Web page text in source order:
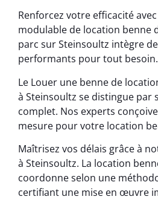
Renforcez votre efficacité
modulable de location benne
parc sur Steinsoultz intègre
performants pour tout besoin.
Le Louer une benne de
à Steinsoultz se distingue par
complet. Nos experts
mesure pour votre location
Maîtrisez vos délais grâce à
à Steinsoultz. La location
coordonne selon une
certifiant une mise en œuvre